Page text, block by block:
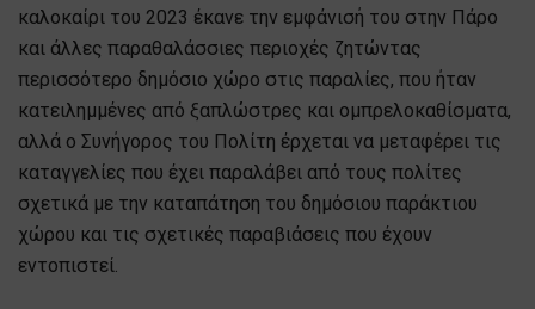
καλοκαίρι του 2023 έκανε την εμφάνισή του στην Πάρο
και άλλες παραθαλάσσιες περιοχές ζητώντας
περισσότερο δημόσιο χώρο στις παραλίες, που ήταν
κατειλημμένες από ξαπλώστρες και ομπρελοκαθίσματα,
αλλά ο Συνήγορος του Πολίτη έρχεται να μεταφέρει τις
καταγγελίες που έχει παραλάβει από τους πολίτες
σχετικά με την καταπάτηση του δημόσιου παράκτιου
χώρου και τις σχετικές παραβιάσεις που έχουν
εντοπιστεί.